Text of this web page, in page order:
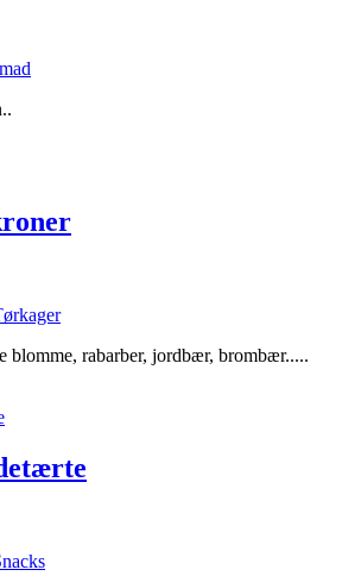
blomme, rabarber, jordbær, brombær.....